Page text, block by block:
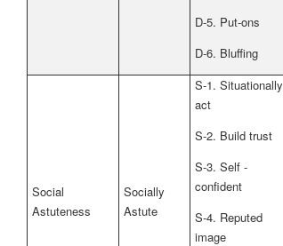
D-5. Put-ons
D-6. Bluffing
Social
Astuteness
Socially
Astute
S-1. Situationally
act
S-2. Build trust
S-3. Self -
confident
S-4. Reputed
image